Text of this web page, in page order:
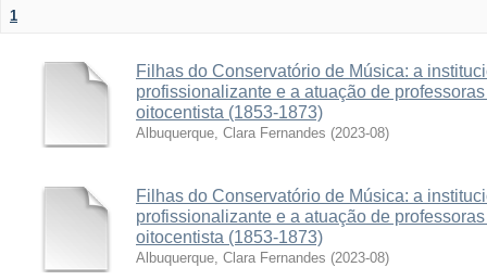
1
Filhas do Conservatório de Música: a
profissionalizante e a atuação de
oitocentista (1853-1873)
Albuquerque, Clara Fernandes (2023-08)
Filhas do Conservatório de Música: a
profissionalizante e a atuação de
oitocentista (1853-1873)
Albuquerque, Clara Fernandes (2023-08)